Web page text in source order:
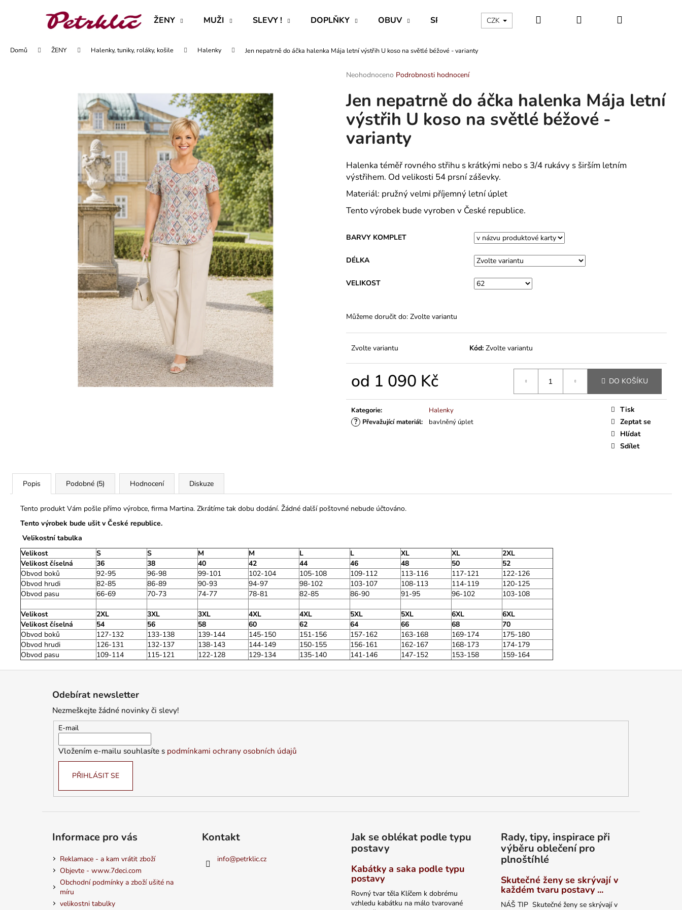
ŽENY MUŽI SLEVY ! DOPLŇKY OBUV SPECIÁLNÍ KATEGORIE Kontakty - máte nějaký dotaz?
CZK Hledat PřihlášeníNákupní
Domů ŽENY Halenky, tuniky, roláky, košile Halenky Jen nepatrně do áčka halenka Mája letní výstřih U koso na světlé béžové - varianty
Průměrné
produktu
je
z
hvězdiček.
Neohodnoceno Podrobnosti hodnocení
Jen nepatrně do áčka halenka Mája letní
výstřih U koso na světlé béžové -
varianty
Halenka téměř rovného střihu s krátkými nebo s 3/4 rukávy s širším letním
výstřihem. Od velikosti 54 prsní záševky.
Materiál: pružný velmi příjemný letní úplet
Tento výrobek bude vyroben v České republice.
BARVY KOMPLET
DÉLKA
VELIKOST
Můžeme doručit do: Zvolte variantu
Zvolte variantu Kód: Zvolte variantu
od 1 090 Kč DO KOŠÍKU
Kategorie: Halenky
? Převažující materiál: bavlněný úplet
Tisk
Zeptat se
Hlídat
Sdílet
Popis Podobné (5) Hodnocení Diskuze
Tento produkt Vám pošle přímo výrobce, firma Martina. Zkrátíme tak dobu dodání. Žádné další poštovné nebude účtováno.
Tento výrobek bude ušit v České republice.
Velikostní tabulka
Velikost
S S M M L L XL XL
2XL
Velikost číselná
36 38 40 42 44 46 48 50
52
Obvod boků
92-95 96-98 99-101 102-104 105-108 109-112 113-116 117-121
122-126
Obvod hrudi
82-85 86-89 90-93 94-97 98-102 103-107 108-113 114-119
120-125
Obvod pasu
66-69 70-73 74-77 78-81 82-85 86-90 91-95 96-102 103-108
Velikost 2XL 3XL 3XL 4XL 4XL 5XL 5XL 6XL
6XL
Velikost číselná
54 56 58 60 62 64 66 68
70
Obvod boků
127-132 133-138 139-144 145-150 151-156 157-162 163-168 169-174
175-180
Obvod hrudi
126-131 132-137 138-143 144-149 150-155 156-161 162-167 168-173
174-179
Obvod pasu
109-114 115-121 122-128 129-134 135-140 141-146 147-152 153-158 159-164
Zpět
obchodu
Zpět
obchodu
Co potřebujete najít?
HLEDAT
Doporučujeme
MAJKA TEXTILNÍ KŮŽE - JEDNODUCHÝ
KABÁTEK
1 290 Kč
ROVNÝ TEPLÁKOVÝ KABÁT -
VARIANTY DÉLEK
1 200 Kč
839 Kč
Odebírat newsletter
Nezmeškejte žádné novinky či slevy!
E-mail
Vložením e-mailu souhlasíte s podmínkami ochrany osobních údajů
PŘIHLÁSIT SE
Informace pro vás
Reklamace - a kam vrátit zboží
Objevte - www.7deci.com
Obchodní podmínky a zboží ušité na
míru
velikostni tabulky
Kontakt
info@petrklic.cz
Jak se oblékat podle typu
postavy
Kabátky a saka podle typu
postavy
Rovný tvar těla Klíčem k dobrému
vzhledu kabátku na málo tvarované
Rady, tipy, inspirace při
výběru oblečení pro
plnoštíhlé
Skutečné ženy se skrývají v
každém tvaru postavy ...
NÁŠ TIP Skutečné ženy se skrývají v